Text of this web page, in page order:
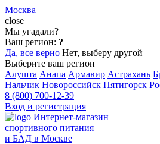
Москва
close
Мы угадали?
Ваш регион: ?
Да, все верно Нет, выберу другой
Выберите ваш регион
Алушта Анапа Армавир Астрахань
Нальчик Новороссийск Пятигорск
8 (800) 700-12-39
Вход и регистрация
Интернет-магазин
спортивного питания
и БАД в Москве